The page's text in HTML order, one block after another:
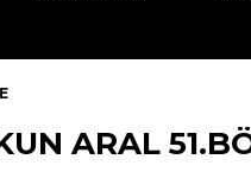
ARAL